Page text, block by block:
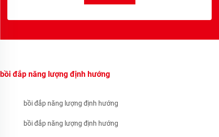
bồi đắp năng lượng định hướng
bồi đắp năng lượng định hướng
bồi đắp năng lượng định hướng